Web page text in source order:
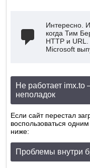
Интересно.
когда Тим
HTTP и
Microsoft
Не работает imx.to
неполадок
Если сайт перестал
воспользоваться
ниже:
Проблемы внутри